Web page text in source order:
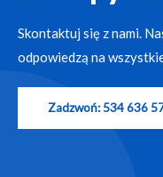
Skontaktuj się z nami.
odpowiedzą na
Zadzwoń: 534 636